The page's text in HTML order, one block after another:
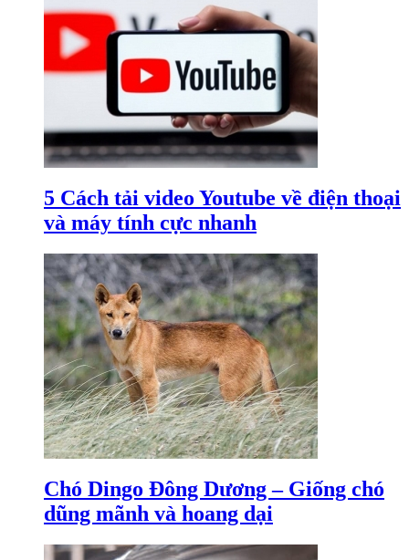
5 Cách tải video Youtube về điện thoại
và máy tính cực nhanh
Chó Dingo Đông Dương – Giống chó
dũng mãnh và hoang dại